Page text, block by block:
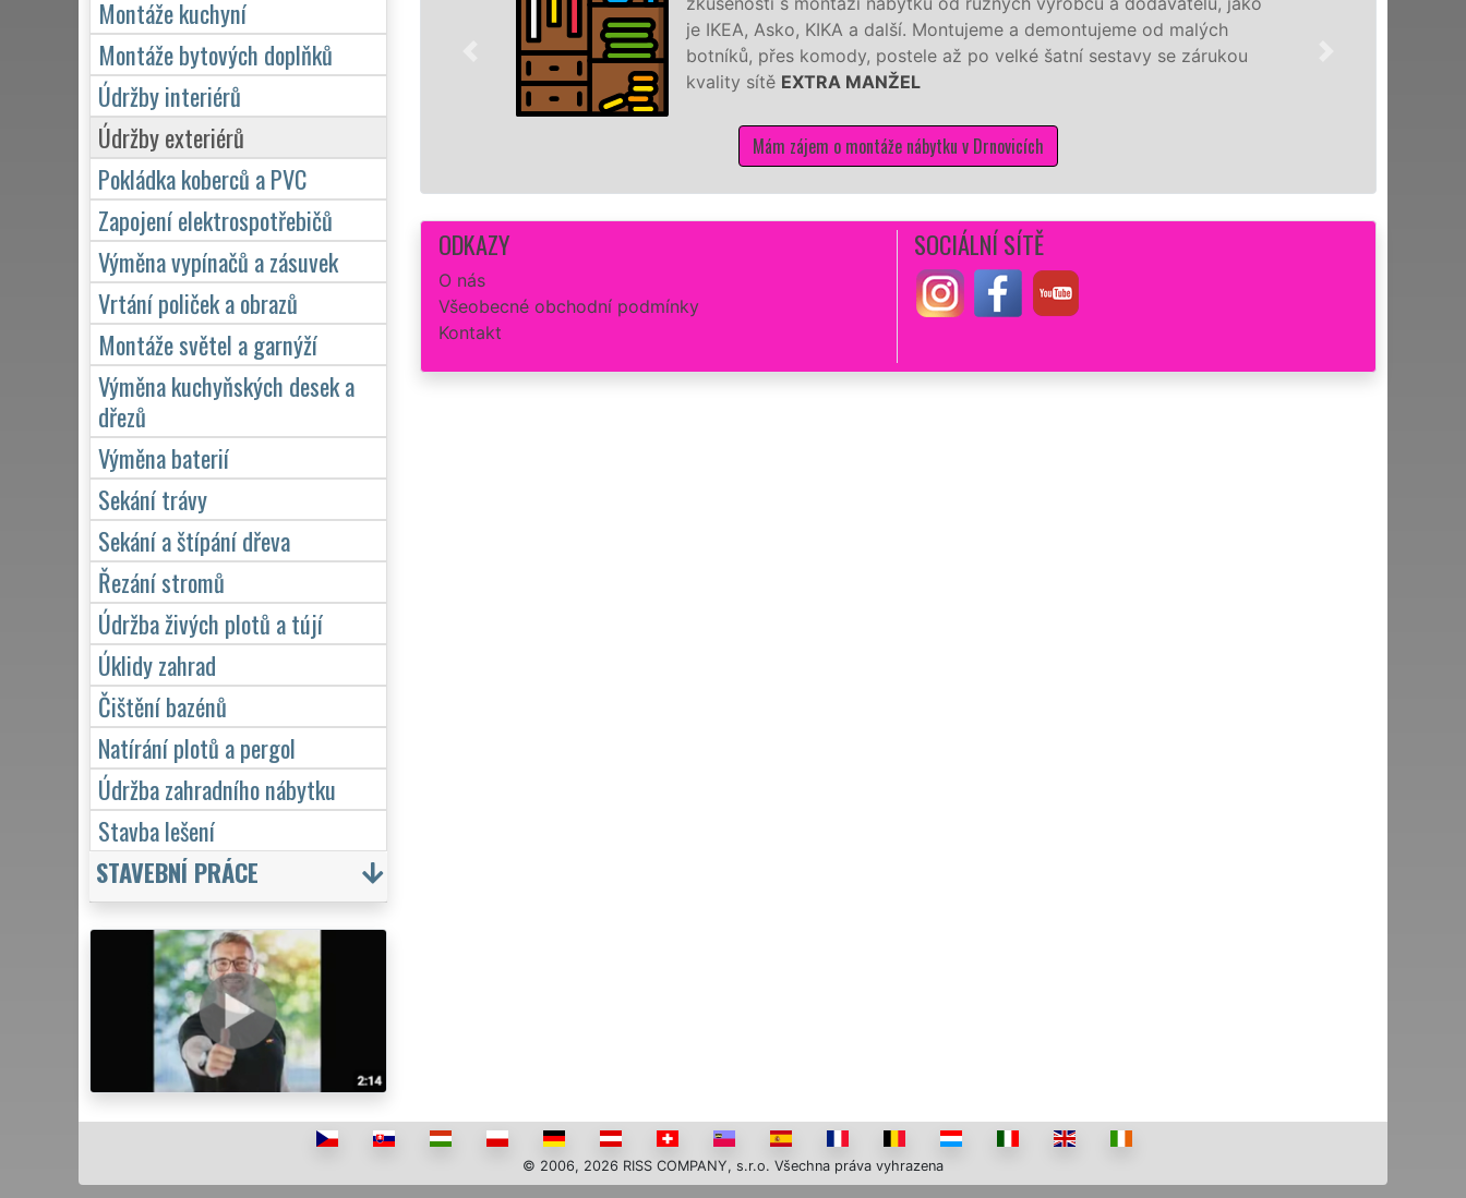
je IKEA, Asko, KIKA a další. Montujeme a demontujeme od malých
botníků, přes komody, postele až po velké šatní sestavy se zárukou
kvality sítě
EXTRA MANŽEL
Mám zájem o montáže nábytku v Drnovicích
ODKAZY
O nás
Všeobecné obchodní podmínky
Kontakt
SOCIÁLNÍ SÍTĚ
Montáže kuchyní
Montáže bytových doplňků
Údržby interiérů
Údržby exteriérů
Pokládka koberců a PVC
Zapojení elektrospotřebičů
Výměna vypínačů a zásuvek
Vrtání poliček a obrazů
Montáže světel a garnýží
Výměna kuchyňských desek a
dřezů
Výměna baterií
Sekání trávy
Sekání a štípání dřeva
Řezání stromů
Údržba živých plotů a tújí
Úklidy zahrad
Čištění bazénů
Natírání plotů a pergol
Údržba zahradního nábytku
Stavba lešení
STAVEBNÍ PRÁCE
© 2006, 2026 RISS COMPANY, s.r.o. Všechna práva vyhrazena